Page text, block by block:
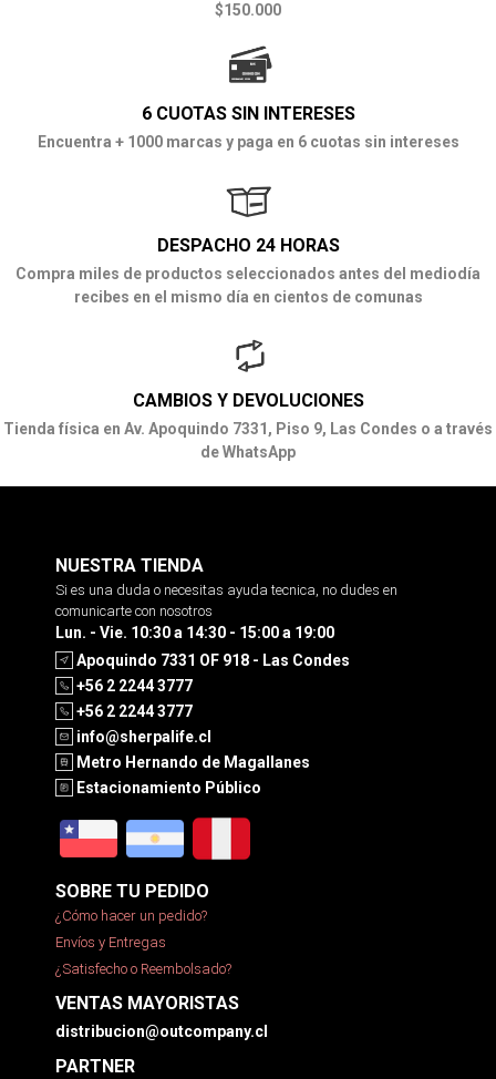
$150.000
6 CUOTAS SIN INTERESES
Encuentra + 1000 marcas y paga en 6 cuotas sin intereses
DESPACHO 24 HORAS
Compra miles de productos seleccionados antes del mediodía
recibes en el mismo día en cientos de comunas
CAMBIOS Y DEVOLUCIONES
Tienda física en Av. Apoquindo 7331, Piso 9, Las Condes o a través
de WhatsApp
NUESTRA TIENDA
Si es una duda o necesitas ayuda tecnica, no dudes en
comunicarte con nosotros
Lun. - Vie. 10:30 a 14:30 - 15:00 a 19:00
Apoquindo 7331 OF 918 - Las Condes
+56 2 2244 3777
+56 2 2244 3777
info@sherpalife.cl
Metro Hernando de Magallanes
Estacionamiento Público
SOBRE TU PEDIDO
¿Cómo hacer un pedido?
Envíos y Entregas
¿Satisfecho o Reembolsado?
VENTAS MAYORISTAS
distribucion@outcompany.cl
PARTNER